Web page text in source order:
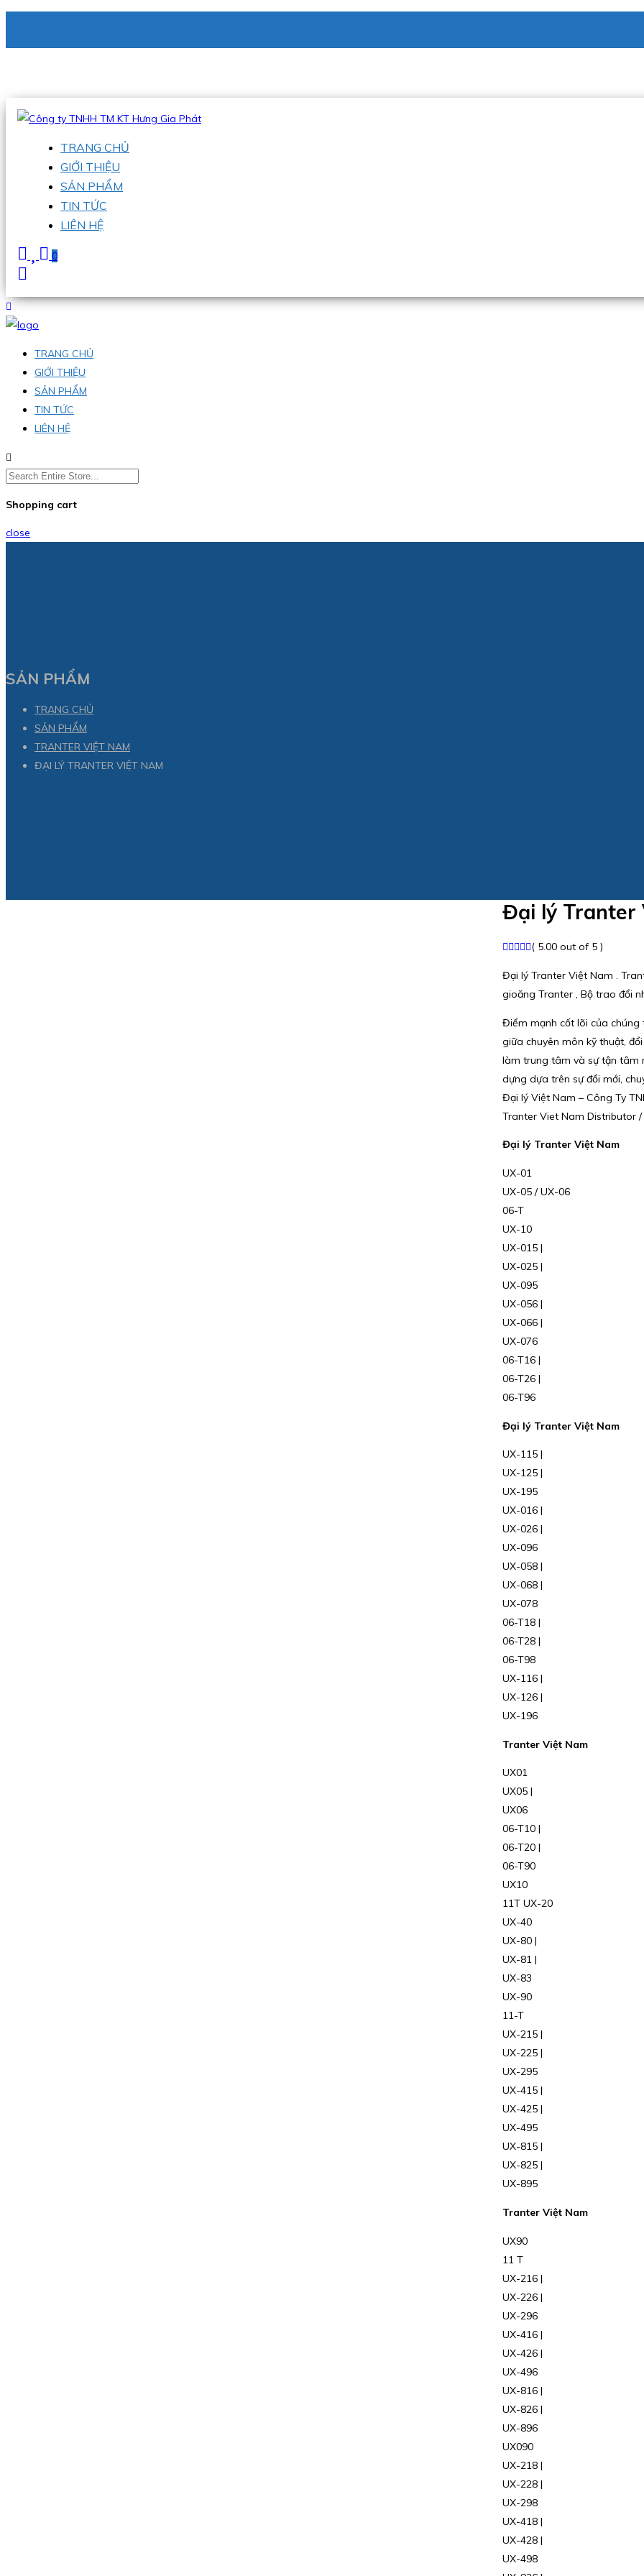
Hotline:0938 336 079
TRANG CHỦ
GIỚI THIỆU
SẢN PHẨM
TIN TỨC
LIÊN HỆ
0
TRANG CHỦ
GIỚI THIỆU
SẢN PHẨM
TIN TỨC
LIÊN HỆ
Shopping cart
close
SẢN PHẨM
TRANG CHỦ
SẢN PHẨM
TRANTER VIỆT NAM
ĐẠI LÝ TRANTER VIỆT NAM
Đại lý Tranter
( 5.00 out of 5 )
Đại lý Tranter Việt Nam .
gioăng Tranter , Bộ trao đổi
Điểm mạnh cốt lõi của
giữa chuyên môn kỹ thuật,
làm trung tâm và sự tận tâm
dựng dựa trên sự đổi mới,
Đại lý Việt Nam – Công Ty
Tranter Viet Nam Distributor
Đại lý Tranter Việt Nam
UX-01
UX-05 / UX-06
06-T
UX-10
UX-015 |
UX-025 |
UX-095
UX-056 |
UX-066 |
UX-076
06-T16 |
06-T26 |
06-T96
Đại lý Tranter Việt Nam
UX-115 |
UX-125 |
UX-195
UX-016 |
UX-026 |
UX-096
UX-058 |
UX-068 |
UX-078
06-T18 |
06-T28 |
06-T98
UX-116 |
UX-126 |
UX-196
Tranter Việt Nam
UX01
UX05 |
UX06
06-T10 |
06-T20 |
06-T90
UX10
11T UX-20
UX-40
UX-80 |
UX-81 |
UX-83
UX-90
11-T
UX-215 |
UX-225 |
UX-295
UX-415 |
UX-425 |
UX-495
UX-815 |
UX-825 |
UX-895
Tranter Việt Nam
UX90
11 T
UX-216 |
UX-226 |
UX-296
UX-416 |
UX-426 |
UX-496
UX-816 |
UX-826 |
UX-896
UX090
UX-218 |
UX-228 |
UX-298
UX-418 |
UX-428 |
UX-498